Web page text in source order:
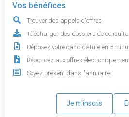
Vos bénéfices
Trouver des appels d'offres
Télécharger des dossiers de
Déposez votre candidature en 5
Répondez aux offres
Soyez présent dans l'annuaire
Je m'inscris